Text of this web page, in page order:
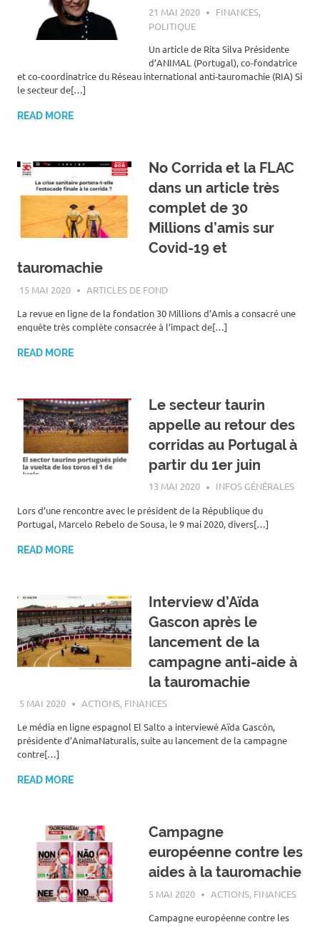
21 MAI 2020 ROGER LAHANA
FINANCES,
POLITIQUE
Un article de Rita Silva Présidente
d’ANIMAL (Portugal), co-fondatrice
et co-coordinatrice du Réseau international anti-tauromachie (RIA) Si
le secteur de[…]
READ MORE
No Corrida et la FLAC
dans un article très
complet de 30
Millions d’amis sur
Covid-19 et
tauromachie
15 MAI 2020 ROGER LAHANA
ARTICLES DE FOND
La revue en ligne de la fondation 30 Millions d’Amis a consacré une
enquête très complète consacrée à l’impact de[…]
READ MORE
Le secteur taurin
appelle au retour des
corridas au Portugal à
partir du 1er juin
13 MAI 2020 ROGER LAHANA
INFOS GÉNÉRALES
Lors d’une rencontre avec le président de la République du
Portugal, Marcelo Rebelo de Sousa, le 9 mai 2020, divers[…]
READ MORE
Interview d’Aïda
Gascon après le
lancement de la
campagne anti-aide à
la tauromachie
5 MAI 2020 ROGER LAHANA
ACTIONS, FINANCES
Le média en ligne espagnol El Salto a interviewé Aïda Gascón,
présidente d’AnimaNaturalis, suite au lancement de la campagne
contre[…]
READ MORE
Campagne
européenne contre les
aides à la tauromachie
5 MAI 2020 ROGER LAHANA
ACTIONS, FINANCES
Campagne européenne contre les